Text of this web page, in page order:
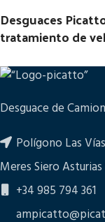
Desguaces
tratamiento de
Desguace de
Polígono Las
Meres Siero Asturias
+34 985 794 361